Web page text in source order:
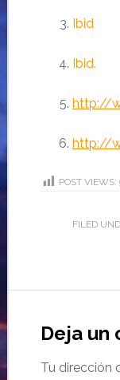
Ibid
Ibid.
http://
http://
POST VIEWS:
FILED
Deja un
Tu dirección